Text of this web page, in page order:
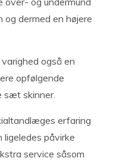
dermed en højere
også en
opfølgende
sæt skinner.
erfaring
ligeledes påvirke
service såsom